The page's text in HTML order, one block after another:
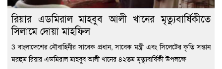
রিয়ার এডমিরাল মাহবুব আলী খানের মৃত্যুবার্ষিকীতে
সিলামে দোয়া মাহফিল
3 বাংলাদেশের নৌবাহিনীর সাবেক প্রধান, সাবেক মন্ত্রী এবং সিলেটের কৃতি সন্তান
মরহুম রিয়ার এডমিরাল মাহবুব আলী খানের ৪২তম মৃত্যুবার্ষিকী উপলক্ষে